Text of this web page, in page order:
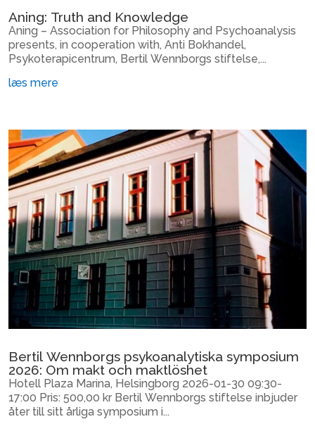
Aning: Truth and Knowledge
Aning – Association for Philosophy and Psychoanalysis
presents, in cooperation with, Anti Bokhandel,
Psykoterapicentrum, Bertil Wennborgs stiftelse,...
læs mere
Bertil Wennborgs psykoanalytiska symposium
2026: Om makt och maktlöshet
Hotell Plaza Marina, Helsingborg 2026-01-30 09:30-
17:00 Pris: 500,00 kr Bertil Wennborgs stiftelse inbjuder
åter till sitt årliga symposium i...